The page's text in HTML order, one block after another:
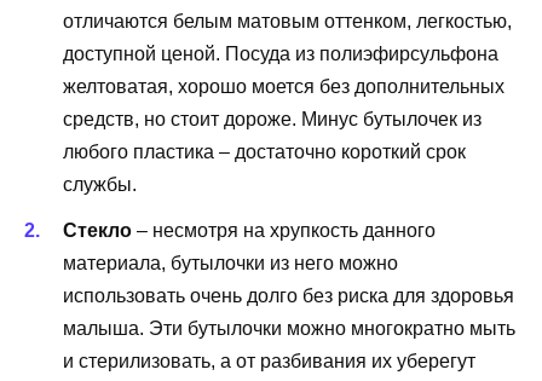
отличаются белым матовым оттенком, легкостью,
доступной ценой. Посуда из полиэфирсульфона
желтоватая, хорошо моется без дополнительных
средств, но стоит дороже. Минус бутылочек из
любого пластика – достаточно короткий срок
службы.
Стекло – несмотря на хрупкость данного
материала, бутылочки из него можно
использовать очень долго без риска для здоровья
малыша. Эти бутылочки можно многократно мыть
и стерилизовать, а от разбивания их уберегут